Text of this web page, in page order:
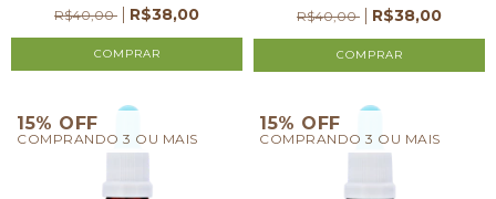
R$40,00 R$38,00 R$40,00 R$38,00
15% OFF
COMPRANDO 3 OU MAIS
15% OFF
COMPRANDO 3 OU MAIS